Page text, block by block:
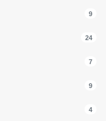
9
24
7
9
4